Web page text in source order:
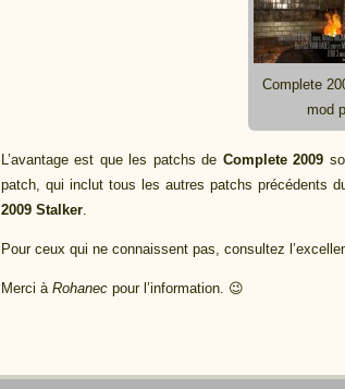
Complete
mod
L’avantage est que les patchs de Complete 2009
patch, qui inclut tous les autres patchs précédents
2009 Stalker.
Pour ceux qui ne connaissent pas, consultez
Merci à Rohanecpour l’information. 😉